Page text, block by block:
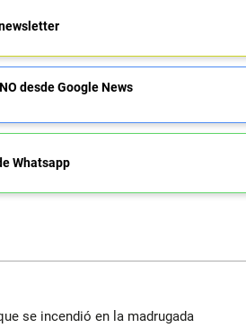
desde Google News
Whatsapp
se incendió en la madrugada